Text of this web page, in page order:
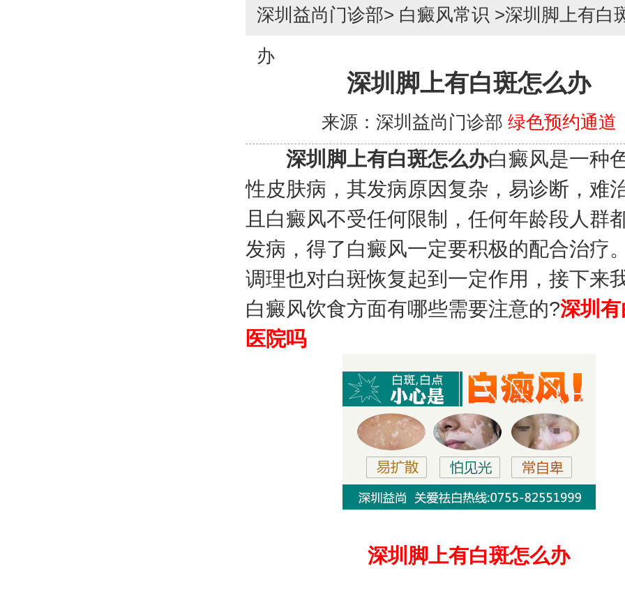
深圳益尚门诊部> 白癜风常识 >深圳脚上有白
办
深圳脚上有白斑怎么办
来源：深圳益尚门诊部 绿色预约通道
深圳脚上有白斑怎么办白癜风是一种
性皮肤病，其发病原因复杂，易诊断，难
且白癜风不受任何限制，任何年龄段人群
发病，得了白癜风一定要积极的配合治疗
调理也对白斑恢复起到一定作用，接下来
白癜风饮食方面有哪些需要注意的?深圳
医院吗
深圳脚上有白斑怎么办